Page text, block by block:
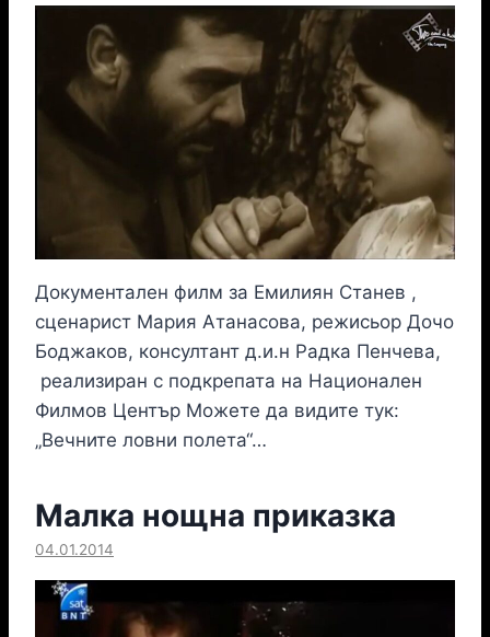
Документален филм за Емилиян Станев ,
сценарист Мария Атанасова, режисьор Дочо
Боджаков, консултант д.и.н Радка Пенчева,
реализиран с подкрепата на Национален
Филмов Център Можете да видите тук:
„Вечните ловни полета“…
Малка нощна приказка
04.01.2014